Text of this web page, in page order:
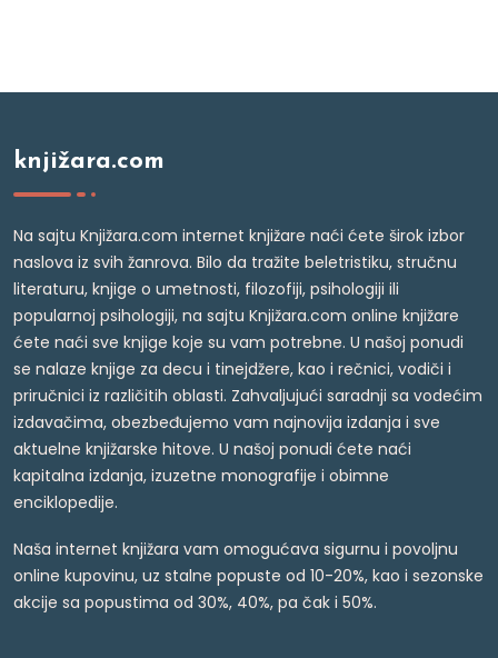
knjižara.com
Na sajtu Knjižara.com internet knjižare naći ćete širok izbor
naslova iz svih žanrova. Bilo da tražite beletristiku, stručnu
literaturu, knjige o umetnosti, filozofiji, psihologiji ili
popularnoj psihologiji, na sajtu Knjižara.com online knjižare
ćete naći sve knjige koje su vam potrebne. U našoj ponudi
se nalaze knjige za decu i tinejdžere, kao i rečnici, vodiči i
priručnici iz različitih oblasti. Zahvaljujući saradnji sa vodećim
izdavačima, obezbeđujemo vam najnovija izdanja i sve
aktuelne knjižarske hitove. U našoj ponudi ćete naći
kapitalna izdanja, izuzetne monografije i obimne
enciklopedije.
Naša internet knjižara vam omogućava sigurnu i povoljnu
online kupovinu, uz stalne popuste od 10-20%, kao i sezonske
akcije sa popustima od 30%, 40%, pa čak i 50%.